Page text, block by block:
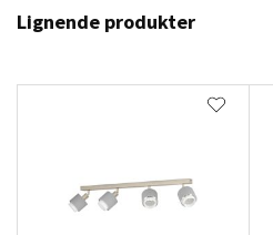
Lignende produkter